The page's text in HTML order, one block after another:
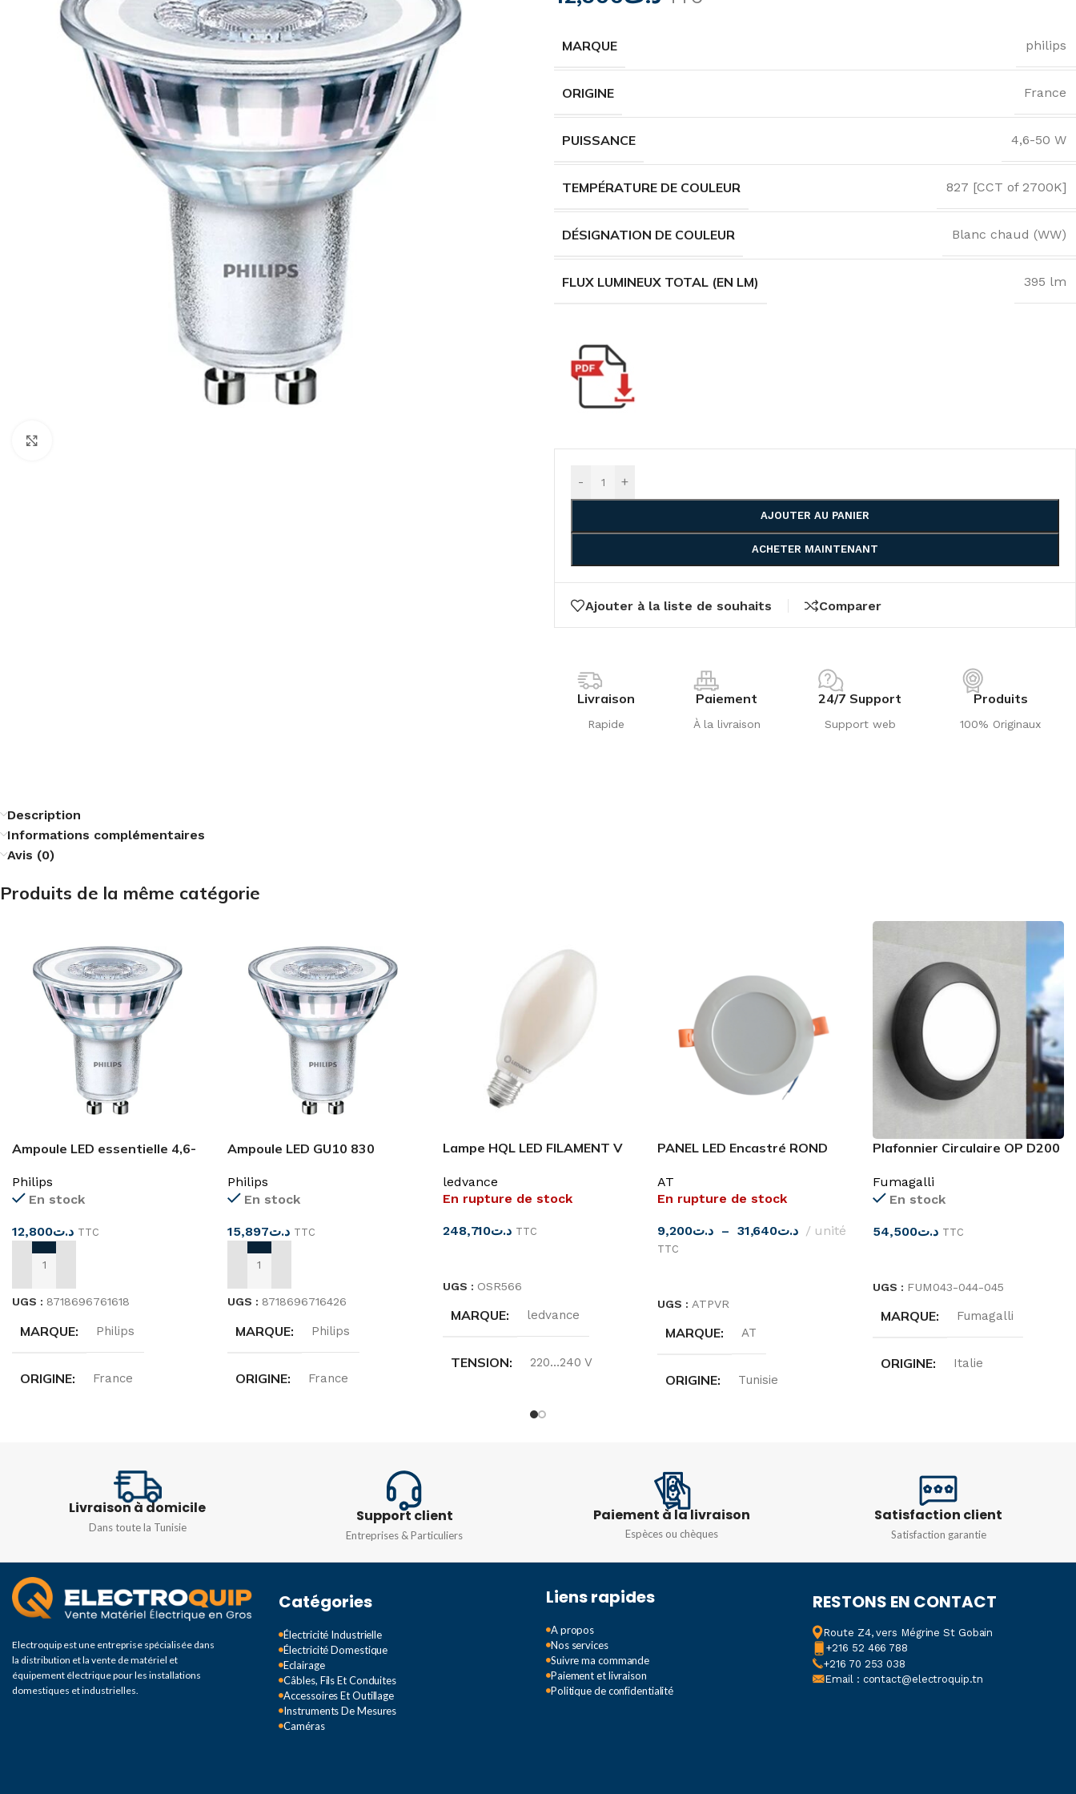
MARQUE philips
ORIGINE France
PUISSANCE 4,6-50 W
TEMPÉRATURE DE COULEUR 827 [CCT of 2700K]
DÉSIGNATION DE COULEUR Blanc chaud (WW)
FLUX LUMINEUX TOTAL (EN LM) 395 lm
- +
AJOUTER AU PANIER
ACHETER MAINTENANT
Ajouter à la liste de souhaits Comparer
Livraison
Rapide
Paiement
À la livraison
24/7 Support
Support web
Produits
100% Originaux
Description
Informations complémentaires
Avis (0)
Produits de la même catégorie
Ampoule LED essentielle 4,6-
Philips
En stock
د.ت12,800 TTC
AJOUTER AU PANIER
UGS : 8718696761618
MARQUE Philips
ORIGINE France
4,6-50 W
TEMPÉRATURE DE
865 [CCT de 6500K]
COULEUR
Lumière du jour fraîche
Ampoule LED GU10 830
Philips
En stock
د.ت15,897 TTC
AJOUTER AU PANIER
UGS : 8718696716426
MARQUE Philips
ORIGINE France
DÉSIGNATION DE
COULEUR
Blanc (WH)
FLUX LUMINEUX TOTAL (EN
Lampe HQL LED FILAMENT V
ledvance
En rupture de stock
د.ت248,710 TTC
UGS : OSR566
MARQUE ledvance
TENSION 220…240 V
9000 lm
TEMPÉRATURE DE
60W
PANEL LED Encastré ROND
AT
En rupture de stock
د.ت9,200 – د.ت31,640 unité
TTC
UGS : ATPVR
MARQUE AT
ORIGINE Tunisie
PUISSANCE
20W,30W,6w,
TENSION 220 V
Plafonnier Circulaire OP D200
Fumagalli
En stock
د.ت54,500 TTC
UGS : FUM043-044-045
MARQUE Fumagalli
ORIGINE Italie
DIMENSIONS
COULEUR
Blanc,Gris,Noir
Livraison à domicile
Dans toute la Tunisie
Support client
Entreprises & Particuliers
Paiement à la livraison
Espèces ou chèques
Satisfaction client
Satisfaction garantie
Electroquip est une entreprise spécialisée dans
la distribution et la vente de matériel et
équipement électrique pour les installations
domestiques et industrielles.
Catégories
Électricité Industrielle
Électricité Domestique
Eclairage
Câbles, Fils Et Conduites
Accessoires Et Outillage
Instruments De Mesures
Caméras
Liens rapides
A propos
Nos services
Suivre ma commande
Paiement et livraison
Politique de confidentialité
RESTONS EN CONTACT
Route Z4, vers Mégrine St Gobain
+216 52 466 788
+216 70 253 038
Email : contact@electroquip.tn